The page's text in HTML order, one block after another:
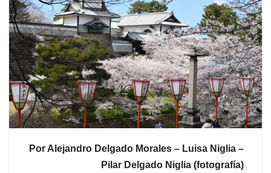
Por Alejandro Delgado Morales – Luisa Niglia –
Pilar Delgado Niglia (fotografía)